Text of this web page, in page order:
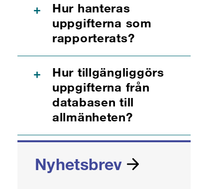
+
​Hur hanteras
uppgifterna som
rapporterats?
+
Hur tillgängliggörs
uppgifterna från
databasen till
allmänheten?
Nyhetsbrev